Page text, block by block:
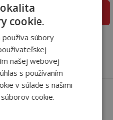
pridať do košíka
cookie.
súbory
našej webovej
s používaním
v súlade s našimi
cookie.